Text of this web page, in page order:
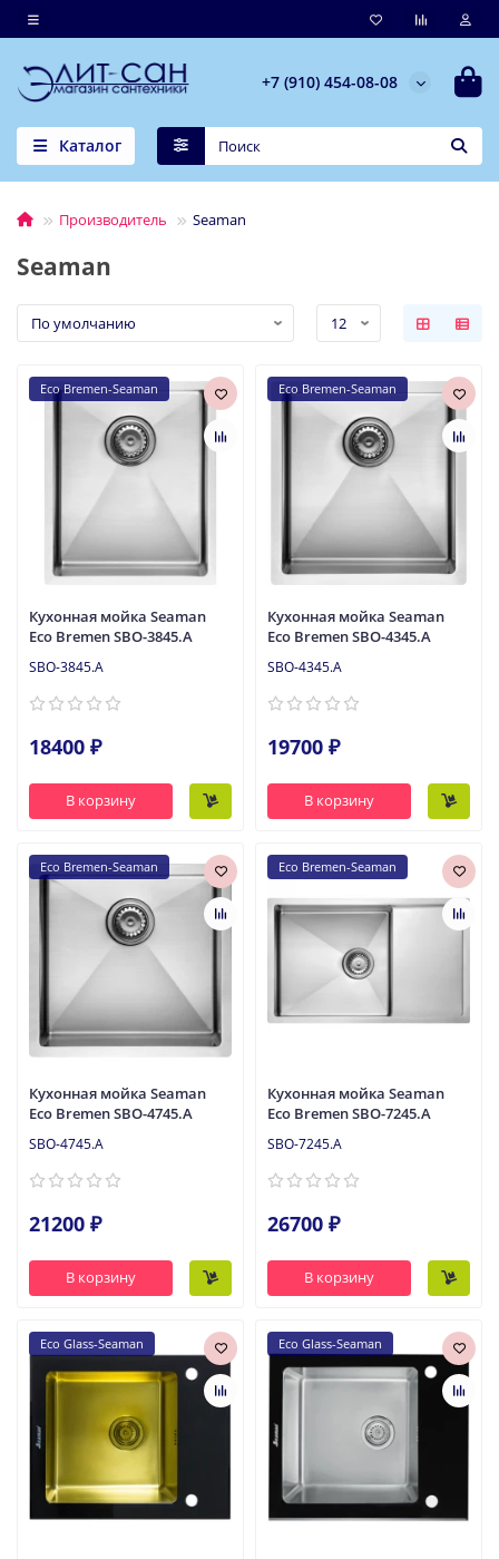
+7 (910) 454-08-08
Каталог
Производитель Seaman
Seaman
Eco Bremen-Seaman
Кухонная мойка Seaman
Eco Bremen SBO-3845.A
SBO-3845.A
18400 ₽
В корзину
Eco Bremen-Seaman
Кухонная мойка Seaman
Eco Bremen SBO-4345.A
SBO-4345.A
19700 ₽
В корзину
Eco Bremen-Seaman
Кухонная мойка Seaman
Eco Bremen SBO-4745.A
SBO-4745.A
21200 ₽
В корзину
Eco Bremen-Seaman
Кухонная мойка Seaman
Eco Bremen SBO-7245.A
SBO-7245.A
26700 ₽
В корзину
Eco Glass-Seaman Eco Glass-Seaman